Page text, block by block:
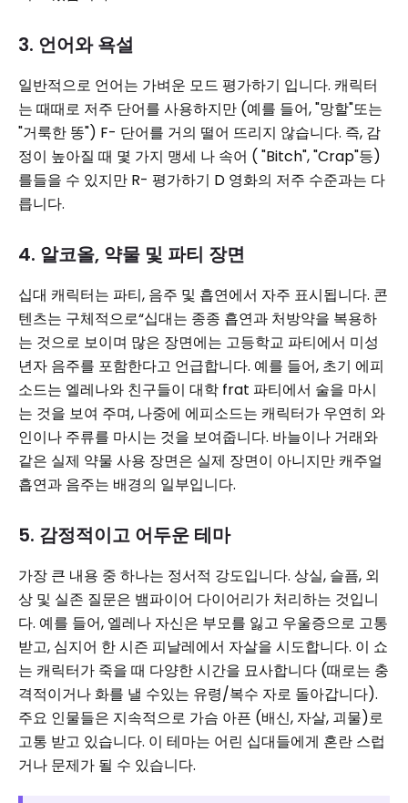
3. 언어와 욕설
일반적으로 언어는 가벼운 모드 평가하기 입니다. 캐릭터
는 때때로 저주 단어를 사용하지만 (예를 들어, "망할"또는
"거룩한 똥") F- 단어를 거의 떨어 뜨리지 않습니다. 즉, 감
정이 높아질 때 몇 가지 맹세 나 속어 ( "Bitch", "Crap"등)
를들을 수 있지만 R- 평가하기 D 영화의 저주 수준과는 다
릅니다.
4. 알코올, 약물 및 파티 장면
십대 캐릭터는 파티, 음주 및 흡연에서 자주 표시됩니다. 콘
텐츠는 구체적으로“십대는 종종 흡연과 처방약을 복용하
는 것으로 보이며 많은 장면에는 고등학교 파티에서 미성
년자 음주를 포함한다고 언급합니다. 예를 들어, 초기 에피
소드는 엘레나와 친구들이 대학 frat 파티에서 술을 마시
는 것을 보여 주며, 나중에 에피소드는 캐릭터가 우연히 와
인이나 주류를 마시는 것을 보여줍니다. 바늘이나 거래와
같은 실제 약물 사용 장면은 실제 장면이 아니지만 캐주얼
흡연과 음주는 배경의 일부입니다.
5. 감정적이고 어두운 테마
가장 큰 내용 중 하나는 정서적 강도입니다. 상실, 슬픔, 외
상 및 실존 질문은 뱀파이어 다이어리가 처리하는 것입니
다. 예를 들어, 엘레나 자신은 부모를 잃고 우울증으로 고통
받고, 심지어 한 시즌 피날레에서 자살을 시도합니다. 이 쇼
는 캐릭터가 죽을 때 다양한 시간을 묘사합니다 (때로는 충
격적이거나 화를 낼 수있는 유령/복수 자로 돌아갑니다).
주요 인물들은 지속적으로 가슴 아픈 (배신, 자살, 괴물)로
고통 받고 있습니다. 이 테마는 어린 십대들에게 혼란 스럽
거나 문제가 될 수 있습니다.